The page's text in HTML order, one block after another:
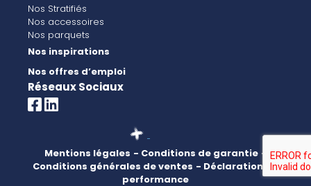
Nos Stratifiés
Nos accessoires
Nos parquets
Nos inspirations
Nos offres d’emploi
Réseaux Sociaux
Mentions légales - Conditions de garantie -
Conditions générales de ventes - Déclaration de
performance